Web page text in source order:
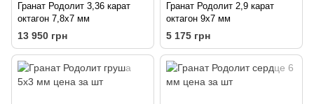
Гранат Родолит 3,36 карат
октагон 7,8х7 мм
13 950 грн
Гранат Родолит 2,9 карат
октагон 9х7 мм
5 175 грн